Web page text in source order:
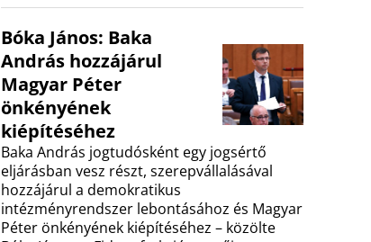
Bóka János: Baka
András hozzájárul
Magyar Péter
önkényének
kiépítéséhez
Baka András jogtudósként egy jogsértő
eljárásban vesz részt, szerepvállalásával
hozzájárul a demokratikus
intézményrendszer lebontásához és Magyar
Péter önkényének kiépítéséhez – közölte